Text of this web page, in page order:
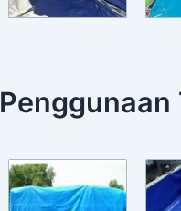
Penggunaan